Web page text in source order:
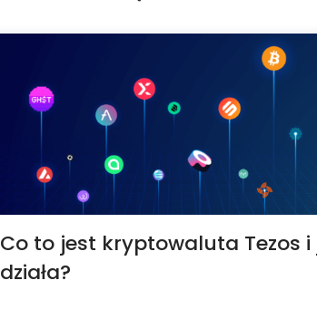
Co to jest kryptowaluta Tezos i
działa?